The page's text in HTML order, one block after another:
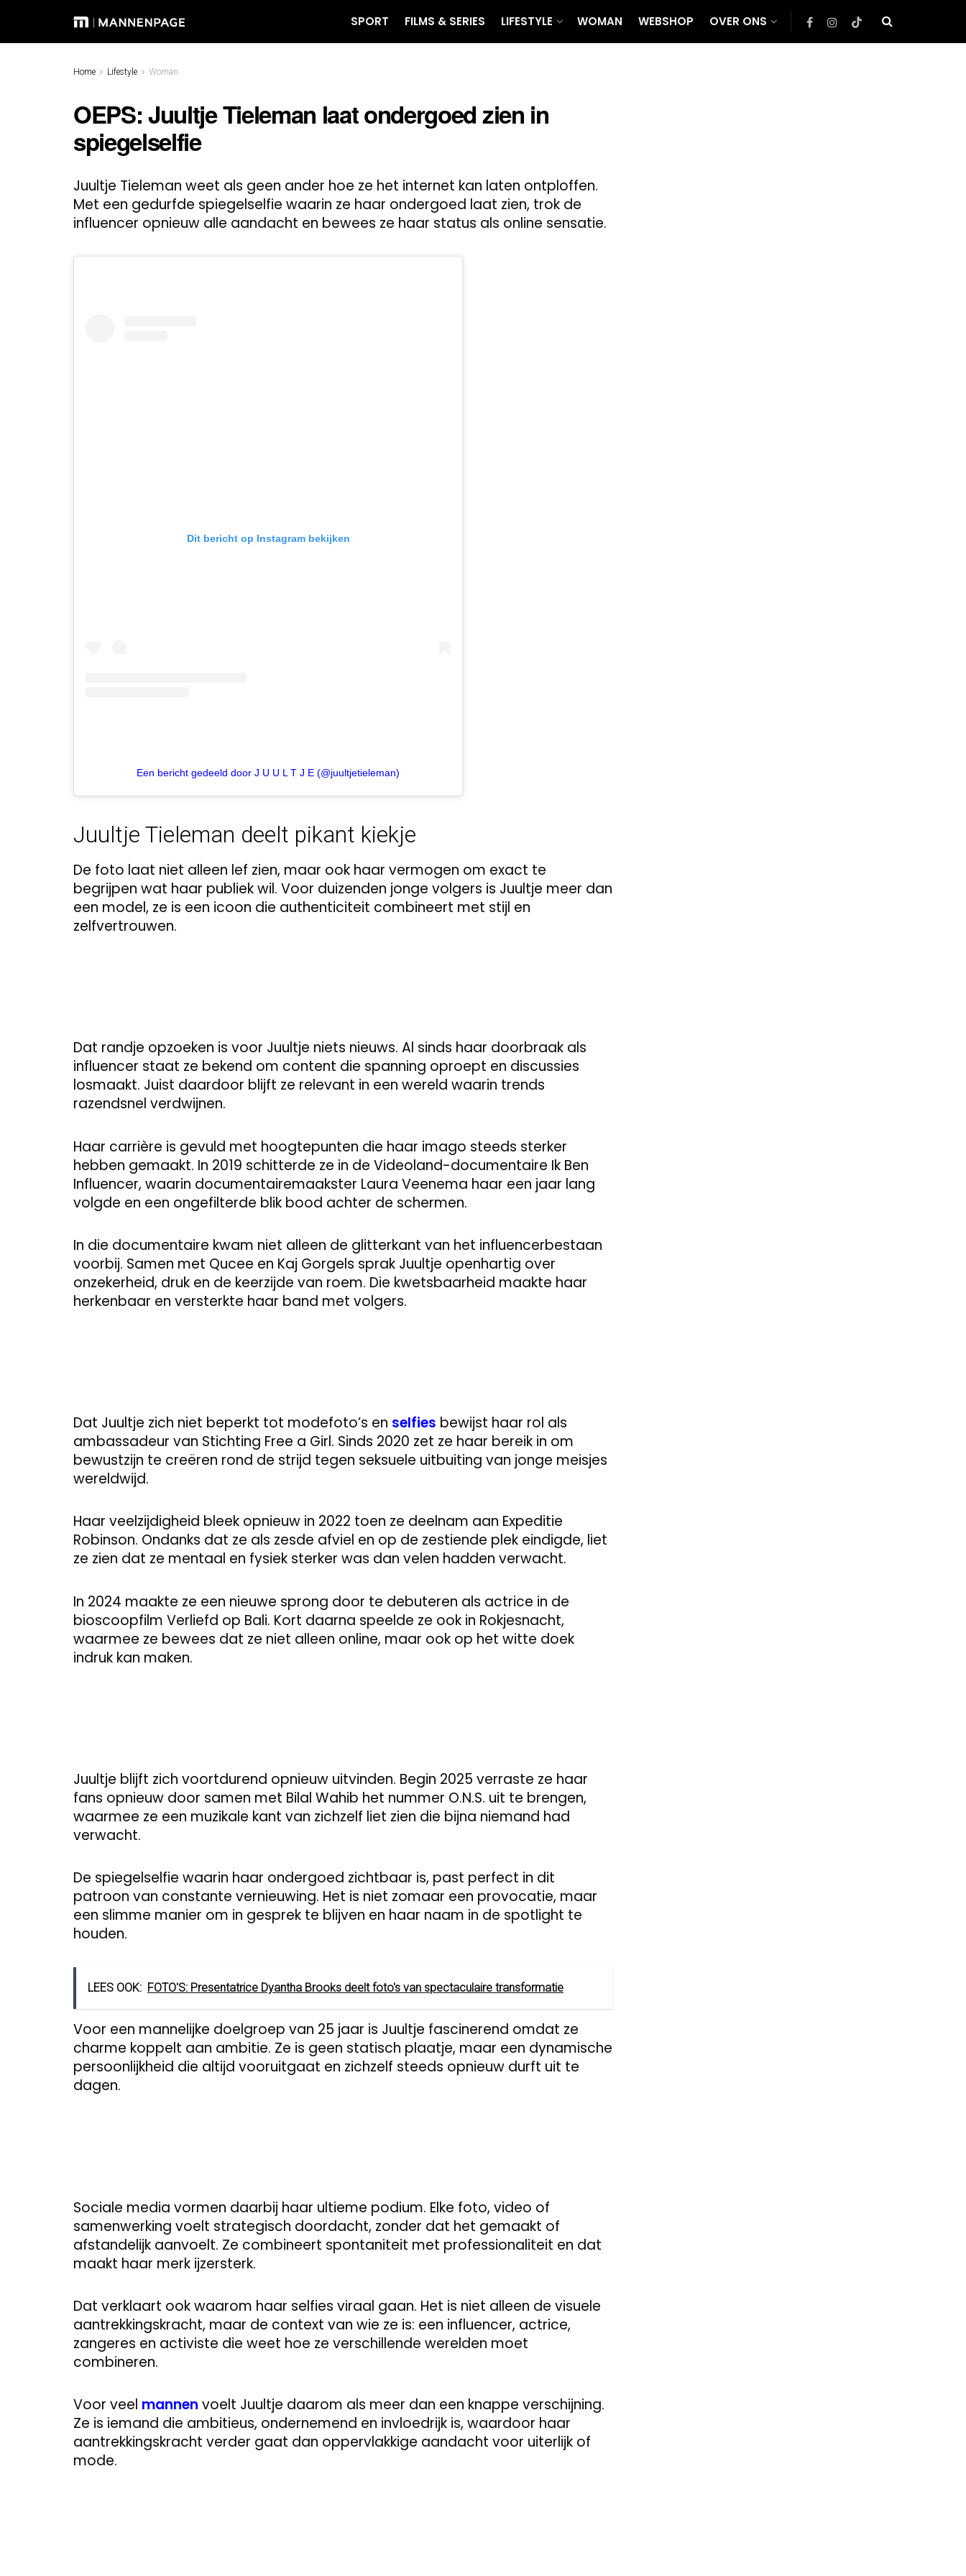
SPORT FILMS & SERIES LIFESTYLE WOMAN WEBSHOP OVER ONS
Home Lifestyle Woman
OEPS: Juultje Tieleman laat ondergoed zien in
spiegelselfie
Juultje Tieleman weet als geen ander hoe ze het internet kan laten ontploffen.
Met een gedurfde spiegelselfie waarin ze haar ondergoed laat zien, trok de
influencer opnieuw alle aandacht en bewees ze haar status als online sensatie.
Dit bericht op Instagram bekijken
Een bericht gedeeld door J U U L T J E (@juultjetieleman)
Juultje Tieleman deelt pikant kiekje
De foto laat niet alleen lef zien, maar ook haar vermogen om exact te
begrijpen wat haar publiek wil. Voor duizenden jonge volgers is Juultje meer dan
een model, ze is een icoon die authenticiteit combineert met stijl en
zelfvertrouwen.
Dat randje opzoeken is voor Juultje niets nieuws. Al sinds haar doorbraak als
influencer staat ze bekend om content die spanning oproept en discussies
losmaakt. Juist daardoor blijft ze relevant in een wereld waarin trends
razendsnel verdwijnen.
Haar carrière is gevuld met hoogtepunten die haar imago steeds sterker
hebben gemaakt. In 2019 schitterde ze in de Videoland-documentaire Ik Ben
Influencer, waarin documentairemaakster Laura Veenema haar een jaar lang
volgde en een ongefilterde blik bood achter de schermen.
In die documentaire kwam niet alleen de glitterkant van het influencerbestaan
voorbij. Samen met Qucee en Kaj Gorgels sprak Juultje openhartig over
onzekerheid, druk en de keerzijde van roem. Die kwetsbaarheid maakte haar
herkenbaar en versterkte haar band met volgers.
Dat Juultje zich niet beperkt tot modefoto’s en selfies bewijst haar rol als
ambassadeur van Stichting Free a Girl. Sinds 2020 zet ze haar bereik in om
bewustzijn te creëren rond de strijd tegen seksuele uitbuiting van jonge meisjes
wereldwijd.
Haar veelzijdigheid bleek opnieuw in 2022 toen ze deelnam aan Expeditie
Robinson. Ondanks dat ze als zesde afviel en op de zestiende plek eindigde, liet
ze zien dat ze mentaal en fysiek sterker was dan velen hadden verwacht.
In 2024 maakte ze een nieuwe sprong door te debuteren als actrice in de
bioscoopfilm Verliefd op Bali. Kort daarna speelde ze ook in Rokjesnacht,
waarmee ze bewees dat ze niet alleen online, maar ook op het witte doek
indruk kan maken.
Juultje blijft zich voortdurend opnieuw uitvinden. Begin 2025 verraste ze haar
fans opnieuw door samen met Bilal Wahib het nummer O.N.S. uit te brengen,
waarmee ze een muzikale kant van zichzelf liet zien die bijna niemand had
verwacht.
De spiegelselfie waarin haar ondergoed zichtbaar is, past perfect in dit
patroon van constante vernieuwing. Het is niet zomaar een provocatie, maar
een slimme manier om in gesprek te blijven en haar naam in de spotlight te
houden.
LEES OOK: FOTO'S: Presentatrice Dyantha Brooks deelt foto's van spectaculaire transformatie
Voor een mannelijke doelgroep van 25 jaar is Juultje fascinerend omdat ze
charme koppelt aan ambitie. Ze is geen statisch plaatje, maar een dynamische
persoonlijkheid die altijd vooruitgaat en zichzelf steeds opnieuw durft uit te
dagen.
Sociale media vormen daarbij haar ultieme podium. Elke foto, video of
samenwerking voelt strategisch doordacht, zonder dat het gemaakt of
afstandelijk aanvoelt. Ze combineert spontaniteit met professionaliteit en dat
maakt haar merk ijzersterk.
Dat verklaart ook waarom haar selfies viraal gaan. Het is niet alleen de visuele
aantrekkingskracht, maar de context van wie ze is: een influencer, actrice,
zangeres en activiste die weet hoe ze verschillende werelden moet
combineren.
Voor veel mannen voelt Juultje daarom als meer dan een knappe verschijning.
Ze is iemand die ambitieus, ondernemend en invloedrijk is, waardoor haar
aantrekkingskracht verder gaat dan oppervlakkige aandacht voor uiterlijk of
mode.